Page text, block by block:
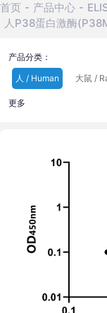
首页 产品中心
人P38蛋白激酶
产品分类：
人 / Human
大鼠 /
更多